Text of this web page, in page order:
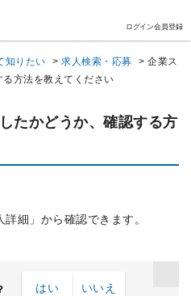
ログイン会員登録
知りたい > 求人検索・応募 > 企業ス
方法を教えてください
たかどうか、確認する方
詳細」から確認できます。
はい いいえ